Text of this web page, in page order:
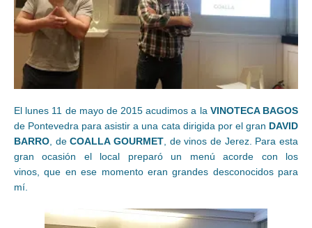
El lunes 11 de mayo de 2015 acudimos a la VINOTECA BAGOS
de Pontevedra para asistir a una cata dirigida por el gran DAVID
BARRO , deCOALLA GOURMET , de vinos de Jerez. Para esta
gran ocasión el local preparó un menú acorde con los
vinos, que en ese momento eran grandes desconocidos para
mí.